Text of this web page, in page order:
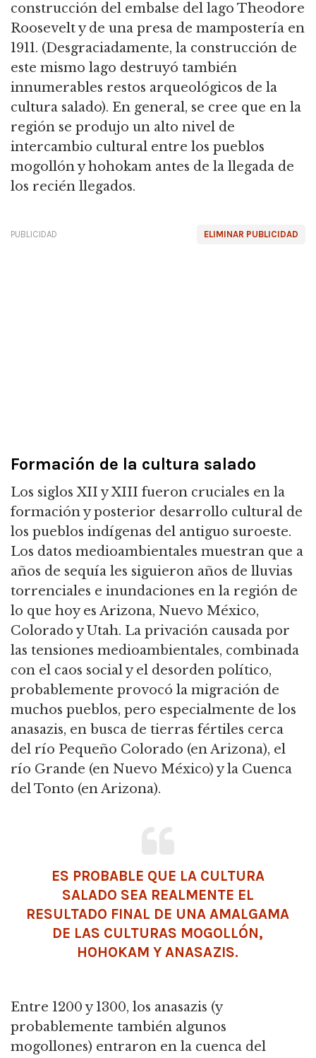
construcción del embalse del lago Theodore
Roosevelt y de una presa de mampostería en
1911. (Desgraciadamente, la construcción de
este mismo lago destruyó también
innumerables restos arqueológicos de la
cultura salado). En general, se cree que en la
región se produjo un alto nivel de
intercambio cultural entre los pueblos
mogollón y hohokam antes de la llegada de
los recién llegados.
ELIMINAR PUBLICIDAD
PUBLICIDAD
Formación de la cultura salado
Los siglos XII y XIII fueron cruciales en la
formación y posterior desarrollo cultural de
los pueblos indígenas del antiguo suroeste.
Los datos medioambientales muestran que a
años de sequía les siguieron años de lluvias
torrenciales e inundaciones en la región de
lo que hoy es Arizona, Nuevo México,
Colorado y Utah. La privación causada por
las tensiones medioambientales, combinada
con el caos social y el desorden político,
probablemente provocó la migración de
muchos pueblos, pero especialmente de los
anasazis, en busca de tierras fértiles cerca
del río Pequeño Colorado (en Arizona), el
río Grande (en Nuevo México) y la Cuenca
del Tonto (en Arizona).
ES PROBABLE QUE LA CULTURA
SALADO SEA REALMENTE EL
RESULTADO FINAL DE UNA AMALGAMA
DE LAS CULTURAS MOGOLLÓN,
HOHOKAM Y ANASAZIS.
Entre 1200 y 1300, los anasazis (y
probablemente también algunos
mogollones) entraron en la cuenca del